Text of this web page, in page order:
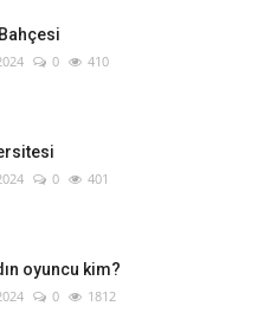
0 410
0 401
oyuncu kim?
0 1812